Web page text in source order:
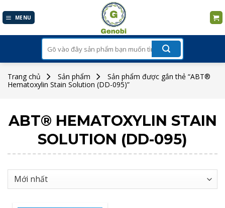
to
MENU
kiếm:
Trang chủ Sản phẩm
Sản phẩm được gắn thẻ “ABT®
Hematoxylin Stain Solution (DD-095)”
ABT® HEMATOXYLIN STAIN
SOLUTION (DD-095)